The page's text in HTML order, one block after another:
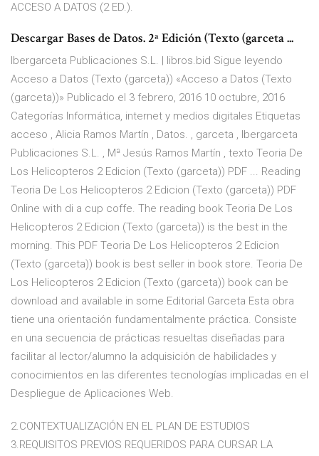
ACCESO A DATOS (2 ED.).
Descargar Bases de Datos. 2ª Edición (Texto (garceta ...
Ibergarceta Publicaciones S.L. | libros.bid Sigue leyendo
Acceso a Datos (Texto (garceta)) «Acceso a Datos (Texto
(garceta))» Publicado el 3 febrero, 2016 10 octubre, 2016
Categorías Informática, internet y medios digitales Etiquetas
acceso , Alicia Ramos Martín , Datos. , garceta , Ibergarceta
Publicaciones S.L. , Mª Jesús Ramos Martín , texto Teoria De
Los Helicopteros 2 Edicion (Texto (garceta)) PDF ... Reading
Teoria De Los Helicopteros 2 Edicion (Texto (garceta)) PDF
Online with di a cup coffe. The reading book Teoria De Los
Helicopteros 2 Edicion (Texto (garceta)) is the best in the
morning. This PDF Teoria De Los Helicopteros 2 Edicion
(Texto (garceta)) book is best seller in book store. Teoria De
Los Helicopteros 2 Edicion (Texto (garceta)) book can be
download and available in some Editorial Garceta Esta obra
tiene una orientación fundamentalmente práctica. Consiste
en una secuencia de prácticas resueltas diseñadas para
facilitar al lector/alumno la adquisición de habilidades y
conocimientos en las diferentes tecnologías implicadas en el
Despliegue de Aplicaciones Web.
2.CONTEXTUALIZACIÓN EN EL PLAN DE ESTUDIOS
3.REQUISITOS PREVIOS REQUERIDOS PARA CURSAR LA